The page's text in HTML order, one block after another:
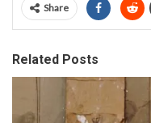
Share
Related Posts